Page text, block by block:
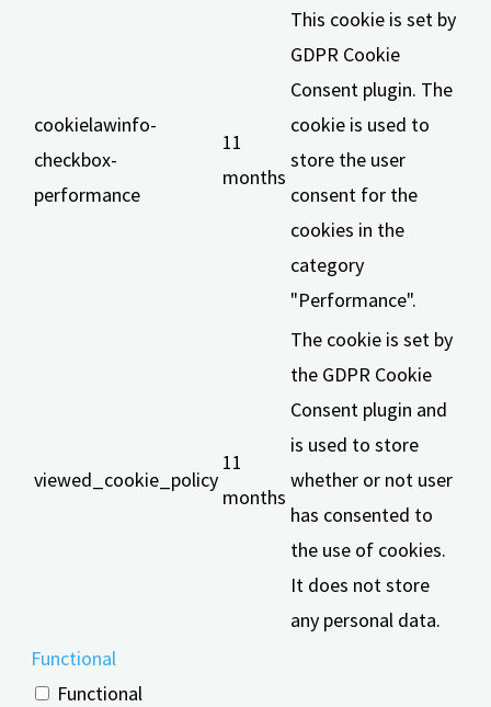
cookielawinfo-
checkbox-
performance
11
months
This cookie is set by
GDPR Cookie
Consent plugin. The
cookie is used to
store the user
consent for the
cookies in the
category
"Performance".
viewed_cookie_policy
11
months
The cookie is set by
the GDPR Cookie
Consent plugin and
is used to store
whether or not user
has consented to
the use of cookies.
It does not store
any personal data.
Functional
Functional